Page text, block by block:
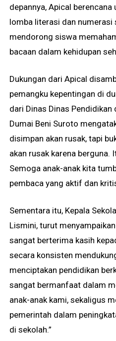
depannya, Apical
lomba literasi dan numerasi
mendorong siswa
bacaan dalam kehidupan
Dukungan dari Apical
pemangku kepentingan di
dari Dinas Dinas Pendidikan
Dumai Beni Suroto
disimpan akan rusak, tapi
akan rusak karena berguna.
Semoga anak-anak kita
pembaca yang aktif dan
Sementara itu, Kepala
Lismini, turut
sangat berterima kasih
secara konsisten
menciptakan pendidikan
sangat bermanfaat dalam
anak-anak kami, sekaligus
pemerintah dalam
di sekolah.”